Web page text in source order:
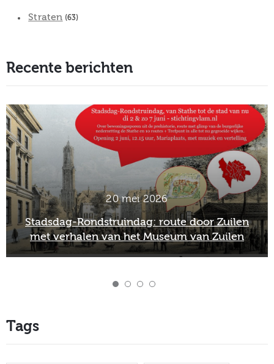
Straten (63)
Recente berichten
2 maart 2026
Officieel afscheid Wim van Scharenburg als
directeur van het Museum van Zuilen
Tags